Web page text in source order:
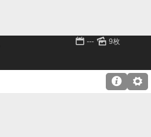
📅 --- 🌄 9枚
⚙
